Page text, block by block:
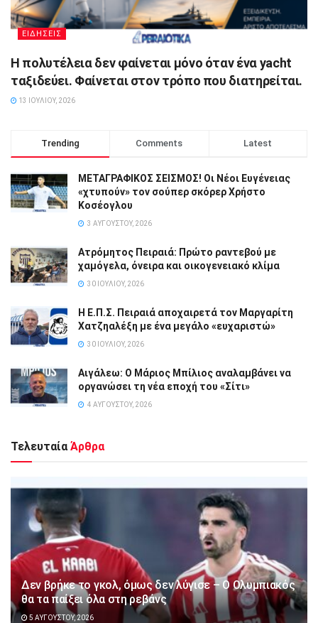
ΕΙΔΗΣΕΙΣ
Η πολυτέλεια δεν φαίνεται μόνο όταν ένα yacht
ταξιδεύει. Φαίνεται στον τρόπο που διατηρείται.
13 ΙΟΥΛΊΟΥ, 2026
Trending Comments Latest
ΜΕΤΑΓΡΑΦΙΚΟΣ ΣΕΙΣΜΟΣ! Οι Νέοι Ευγένειας
«χτυπούν» τον σούπερ σκόρερ Χρήστο
Κοσέογλου
3 ΑΥΓΟΎΣΤΟΥ, 2026
Ατρόμητος Πειραιά: Πρώτο ραντεβού με
χαμόγελα, όνειρα και οικογενειακό κλίμα
30 ΙΟΥΛΊΟΥ, 2026
Η Ε.Π.Σ. Πειραιά αποχαιρετά τον Μαργαρίτη
Χατζηαλέξη με ένα μεγάλο «ευχαριστώ»
30 ΙΟΥΛΊΟΥ, 2026
Αιγάλεω: Ο Μάριος Μπίλιος αναλαμβάνει να
οργανώσει τη νέα εποχή του «Σίτι»
4 ΑΥΓΟΎΣΤΟΥ, 2026
Τελευταία Άρθρα
Δεν βρήκε το γκολ, όμως δεν λύγισε – Ο Ολυμπιακός
θα τα παίξει όλα στη ρεβάνς
5 ΑΥΓΟΎΣΤΟΥ, 2026